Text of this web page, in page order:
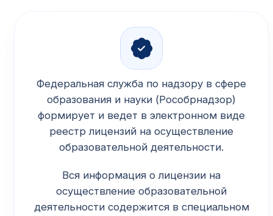
Федеральная служба по надзору в сфере
образования и науки (Рособрнадзор)
формирует и ведет в электронном виде
реестр лицензий на осуществление
образовательной деятельности.
Вся информация о лицензии на
осуществление образовательной
деятельности содержится в специальном